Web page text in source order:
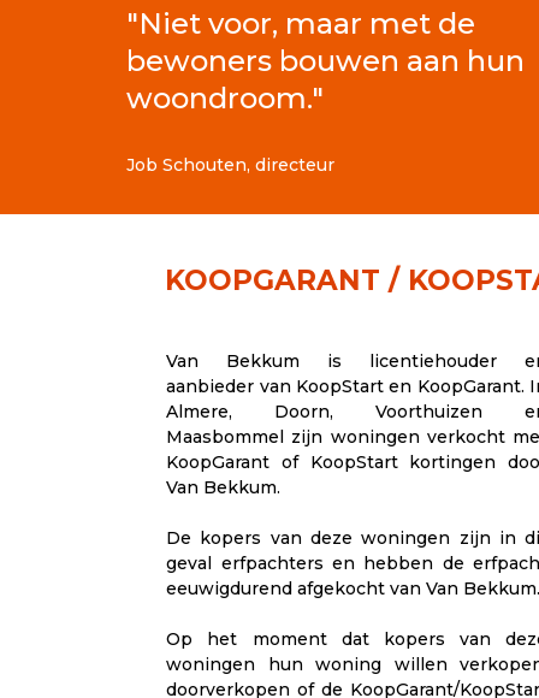
"Niet voor, maar met de
bewoners bouwen aan hun
woondroom."
Job Schouten, directeur
KOOPGARANT /
Van Bekkum is licentiehouder
aanbieder van KoopStart en KoopGarant.
Almere, Doorn, Voorthuizen
Maasbommel zijn woningen verkocht
KoopGarant of KoopStart kortingen
Van Bekkum.
De kopers van deze woningen zijn in
geval erfpachters en hebben de
eeuwigdurend afgekocht van Van
Op het moment dat kopers van
woningen hun woning willen
doorverkopen of de KoopGarant/